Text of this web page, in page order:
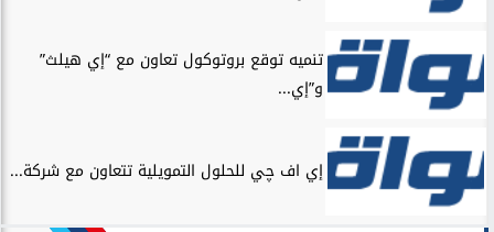
تنميه توقع بروتوكول تعاون مع “إي هيلث”
و”إي...
إي اف چي للحلول التمويلية تتعاون مع شركة...